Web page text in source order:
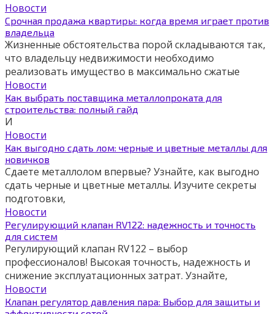
Новости
Срочная продажа квартиры: когда время играет против
владельца
Жизненные обстоятельства порой складываются так,
что владельцу недвижимости необходимо
реализовать имущество в максимально сжатые
Новости
Как выбрать поставщика металлопроката для
строительства: полный гайд
И
Новости
Как выгодно сдать лом: черные и цветные металлы для
новичков
Сдаете металлолом впервые? Узнайте, как выгодно
сдать черные и цветные металлы. Изучите секреты
подготовки,
Новости
Регулирующий клапан RV122: надежность и точность
для систем
Регулирующий клапан RV122 – выбор
профессионалов! Высокая точность, надежность и
снижение эксплуатационных затрат. Узнайте,
Новости
Клапан регулятор давления пара: Выбор для защиты и